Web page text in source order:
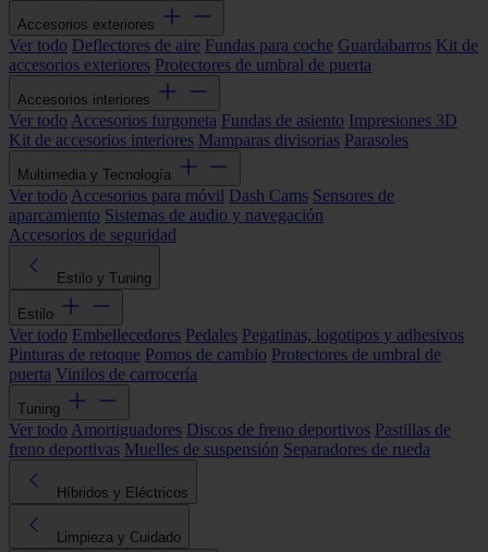
Accesorios exteriores
Ver todo Deflectores de aire Fundas para coche Guardabarros Kit de
accesorios exteriores Protectores de umbral de puerta
Accesorios interiores
Ver todo Accesorios furgoneta Fundas de asiento Impresiones 3D
Kit de accesorios interiores Mamparas divisorias Parasoles
Multimedia y Tecnología
Ver todo Accesorios para móvil Dash Cams Sensores de
aparcamiento Sistemas de audio y navegación
Accesorios de seguridad
Estilo y Tuning
Estilo
Ver todo Embellecedores Pedales Pegatinas, logotipos y adhesivos
Pinturas de retoque Pomos de cambio Protectores de umbral de
puerta Vinilos de carrocería
Tuning
Ver todo Amortiguadores Discos de freno deportivos Pastillas de
freno deportivas Muelles de suspensión Separadores de rueda
Híbridos y Eléctricos
Limpieza y Cuidado